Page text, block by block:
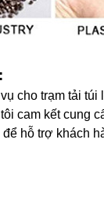
cho trạm tải túi
cam kết cung
hỗ trợ khách